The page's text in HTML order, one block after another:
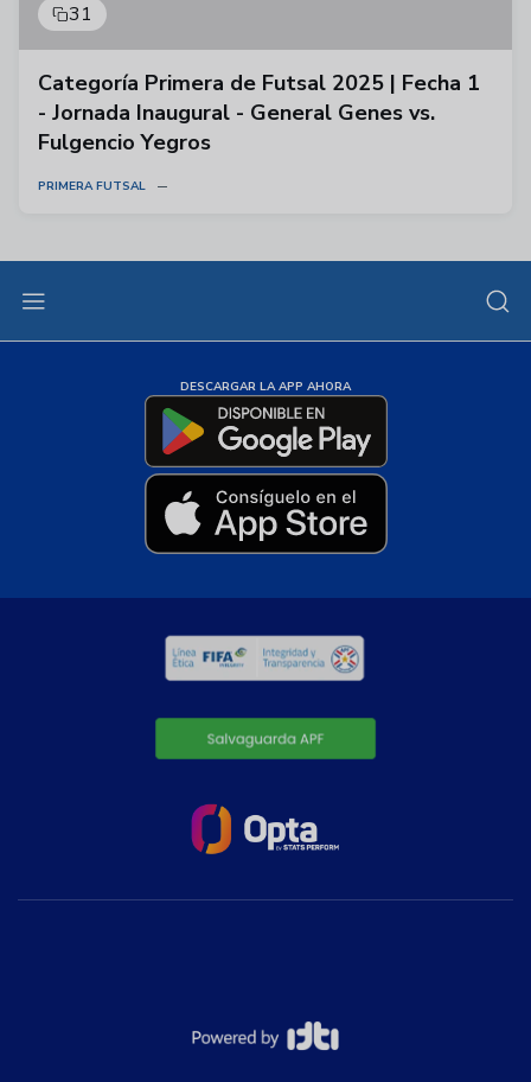
31
Categoría Primera de Futsal 2025 | Fecha 1
- Jornada Inaugural - General Genes vs.
Fulgencio Yegros
PRIMERA FUTSAL
DESCARGAR LA APP AHORA